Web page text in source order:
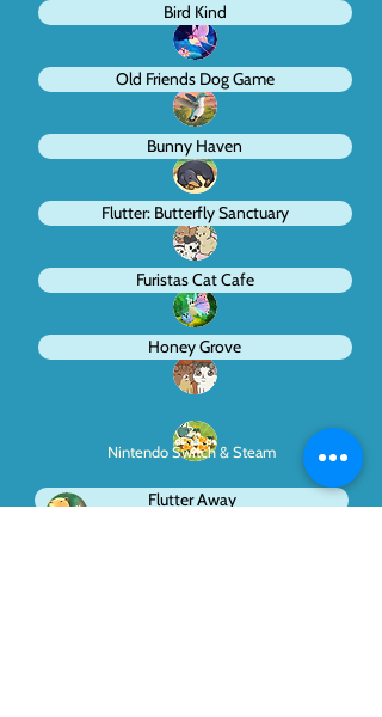
Bird Kind
Old Friends Dog Game
Bunny Haven
Flutter: Butterfly Sanctuary
Furistas Cat Cafe
Honey Grove
Nintendo Switch & Steam
Flutter Away